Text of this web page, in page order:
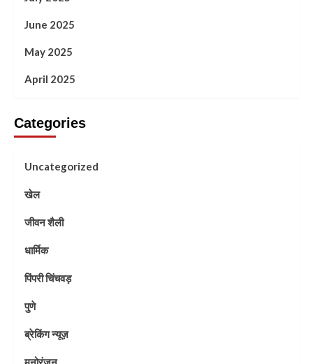
June 2025
May 2025
April 2025
Categories
Uncategorized
खेल
जीवन शैली
धार्मिक
पिंपरी चिंचवड़
पुणे
ब्रेकिंग न्यूज़